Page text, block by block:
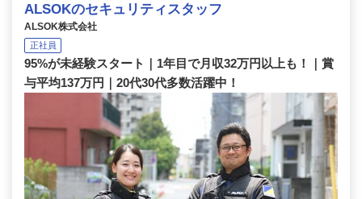
ALSOKのセキュリティスタッフ
ALSOK株式会社
正社員
95%が未経験スタート｜1年目で月収32万円以上も！｜賞
与平均137万円｜20代30代多数活躍中！